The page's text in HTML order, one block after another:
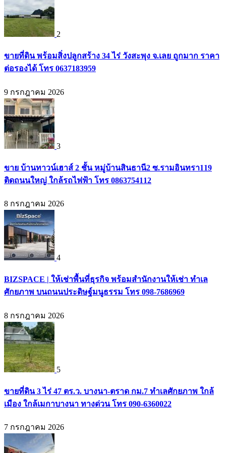
2
ขายที่ดิน พร้อมสิ่งปลูกสร้าง 34 ไร่ วังสะพุง จ.เลย ถูกมาก ราคา
ต่อรองได้ โทร 0637183959
9 กรกฎาคม 2026
3
ขาย บ้านทาวน์เฮาส์ 2 ชั้น หมู่บ้านสินธานี2 ซ.รามอินทรา119
ติดถนนใหญ่ ใกล้รถไฟฟ้า โทร 0863754112
8 กรกฎาคม 2026
4
BIZSPACE | ให้เช่าพื้นที่ธุรกิจ พร้อมสำนักงานให้เช่า ทำเล
ศักยภาพ บนถนนประดิษฐ์มนูธรรม โทร 098-7686969
8 กรกฎาคม 2026
5
ขายที่ดิน 3 ไร่ 47 ตร.ว. บางนา-ตราด กม.7 ทำเลศักยภาพ ใกล้
เมือง ใกล้เมกาบางนา ทางด่วน โทร 090-6360022
7 กรกฎาคม 2026